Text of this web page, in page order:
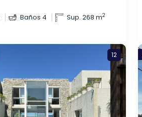
Baños 4 Sup. 268 m2
12